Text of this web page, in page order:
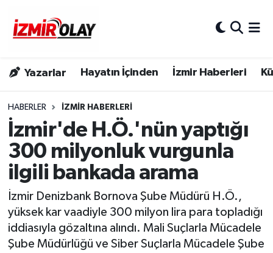
Yazarlar Hayatın İçinden İzmir Haberleri
HABERLER İZMIR HABERLERI
İzmir'de H.Ö.'nün yaptığı
300 milyonluk vurgunla
ilgili bankada arama
İzmir Denizbank Bornova Şube Müdürü H.Ö.,
yüksek kar vaadiyle 300 milyon lira para topladığı
iddiasıyla gözaltına alındı. Mali Suçlarla Mücadele
Şube Müdürlüğü ve Siber Suçlarla Mücadele Şube
Konak Trafik Yoğunluk Haritası
Süper Lig Puan Durumu ve Fikstür
Tüm Manşetler
Son Dakika Haberleri
Haber Arşivi